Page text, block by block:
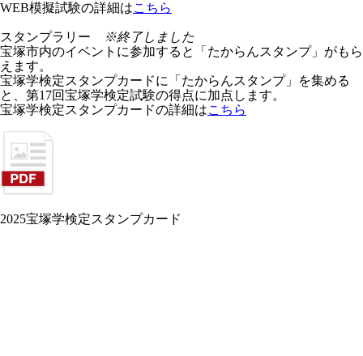
WEB模擬試験の詳細はこちら
スタンプラリー
※終了しました
宝塚市内のイベントに参加すると「たからんスタンプ」がもら
えます。
宝塚学検定スタンプカードに「たからんスタンプ」を集める
と、第17回宝塚学検定試験の得点に加点します。
宝塚学検定スタンプカードの詳細はこちら
2025宝塚学検定スタンプカード